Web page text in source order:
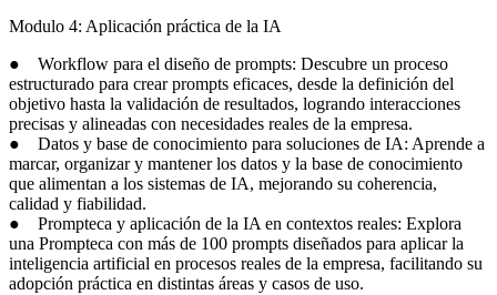
Modulo 4: Aplicación práctica de la IA
● Workflow para el diseño de prompts: Descubre un proceso
estructurado para crear prompts eficaces, desde la definición del
objetivo hasta la validación de resultados, logrando interacciones
precisas y alineadas con necesidades reales de la empresa.
● Datos y base de conocimiento para soluciones de IA: Aprende a
marcar, organizar y mantener los datos y la base de conocimiento
que alimentan a los sistemas de IA, mejorando su coherencia,
calidad y fiabilidad.
● Prompteca y aplicación de la IA en contextos reales: Explora
una Prompteca con más de 100 prompts diseñados para aplicar la
inteligencia artificial en procesos reales de la empresa, facilitando su
adopción práctica en distintas áreas y casos de uso.